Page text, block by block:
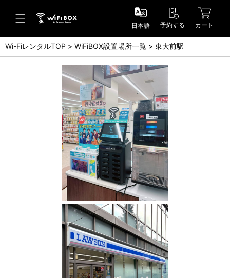
ヘルプ／お問い合わせ
ヘルプセンター(FAQ)(日本語)
Help Center(FAQ)(English)
お問い合わせ(日本語)
Inquiry(English)
日本語 予約する カート
Wi-FiレンタルTOP WiFiBOX設置場所一覧 東大前駅